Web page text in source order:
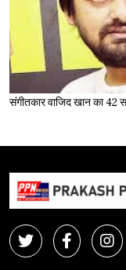
संगीतकार